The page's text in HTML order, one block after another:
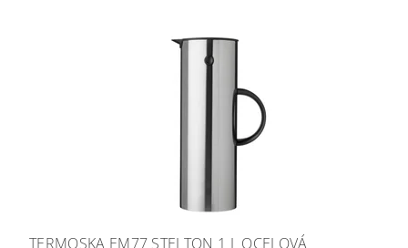
TERMOSKA EM77 STELTON 1 L OCELOVÁ